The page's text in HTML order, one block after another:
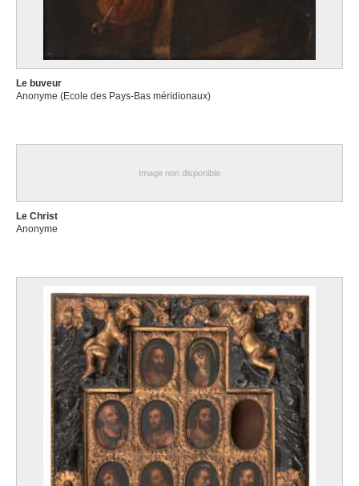
Le buveur
Anonyme (Ecole des Pays-Bas méridionaux)
Image non disponible
Le Christ
Anonyme